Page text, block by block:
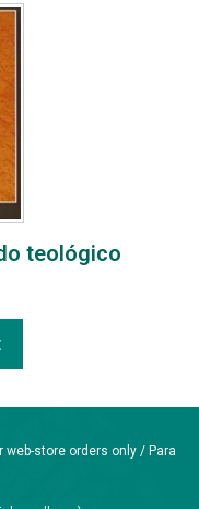
teológico
web-store orders only / Para